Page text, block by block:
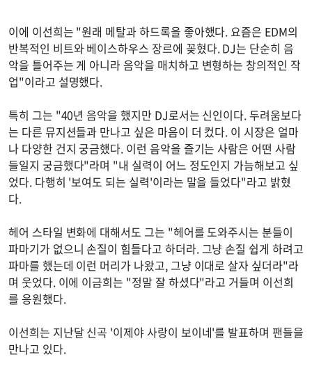
이에 이선희는 "원래 메탈과 하드록을 좋아했다. 요즘은 EDM의
반복적인 비트와 베이스하우스 장르에 꽂혔다. DJ는 단순히 음
악을 틀어주는 게 아니라 음악을 매치하고 변형하는 창의적인 작
업"이라고 설명했다.
특히 그는 "40년 음악을 했지만 DJ로서는 신인이다. 두려움보다
는 다른 뮤지션들과 만나고 싶은 마음이 더 컸다. 이 시장은 얼마
나 다양한 건지 궁금했다. 이런 음악을 즐기는 사람은 어떤 사람
들일지 궁금했다"라며 "내 실력이 어느 정도인지 가늠해보고 싶
었다. 다행히 '보여도 되는 실력'이라는 말을 들었다"라고 밝혔
다.
헤어 스타일 변화에 대해서도 그는 "헤어를 도와주시는 분들이
파마기가 없으니 손질이 힘들다고 하더라. 그냥 손질 쉽게 하려고
파마를 했는데 이런 머리가 나왔고, 그냥 이대로 살자 싶더라"라
며 웃었다. 이에 이금희는 "정말 잘 하셨다"라고 거들며 이선희
를 응원했다.
이선희는 지난달 신곡 '이제야 사랑이 보이네'를 발표하며 팬들을
만나고 있다.